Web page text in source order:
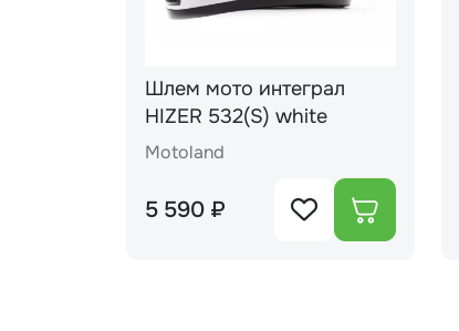
Шлем мото интеграл
HIZER 532(S) white
Motoland
5 590 ₽